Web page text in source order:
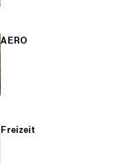
AERO
Freizeit